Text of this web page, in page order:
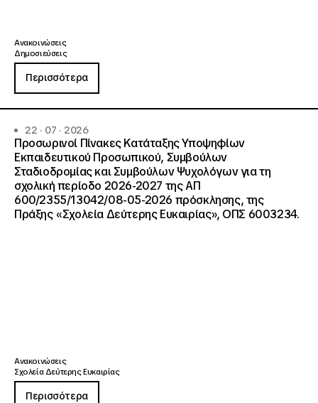
Ανακοινώσεις
Δημοσιεύσεις
Περισσότερα
22 · 07 · 2026
Προσωρινοί Πίνακες Κατάταξης Υποψηφίων
Εκπαιδευτικού Προσωπικού, Συμβούλων
Σταδιοδρομίας και Συμβούλων Ψυχολόγων για τη
σχολική περίοδο 2026-2027 της ΑΠ
600/2355/13042/08-05-2026 πρόσκλησης, της
Πράξης «Σχολεία Δεύτερης Ευκαιρίας», ΟΠΣ 6003234.
Ανακοινώσεις
Σχολεία Δεύτερης Ευκαιρίας
Περισσότερα